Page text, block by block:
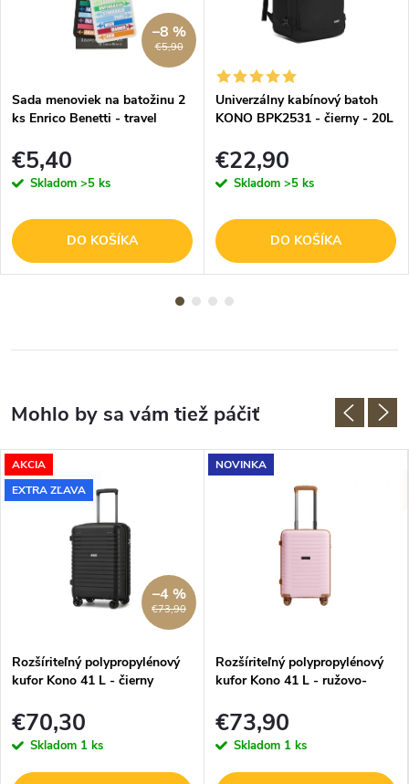
€5,90
–8 %
Sada menoviek na batožinu 2
ks Enrico Benetti - travel
€5,40
Skladom >5 ks
DO KOŠÍKA
Univerzálny kabínový batoh
KONO BPK2531 - čierny - 20L
€22,90
Skladom >5 ks
DO KOŠÍKA
AKCIA
EXTRA ZĽAVA
€73,90
–4 %
Rozšíriteľný polypropylénový
kufor Kono 41 L - čierny
€70,30
Skladom 1 ks
NOVINKA
Rozšíriteľný polypropylénový
kufor Kono 41 L - ružovo-
€73,90
Skladom 1 ks